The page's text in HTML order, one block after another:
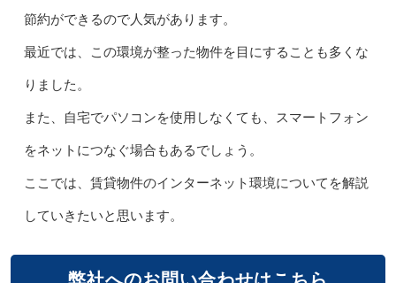
節約ができるので人気があります。
最近では、この環境が整った物件を目にすることも多くな
りました。
また、自宅でパソコンを使用しなくても、スマートフォン
をネットにつなぐ場合もあるでしょう。
ここでは、賃貸物件のインターネット環境についてを解説
していきたいと思います。